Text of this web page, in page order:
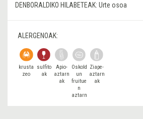
DENBORALDIKO HILABETEAK: Urte osoa
ALERGENOAK:
krusta
zeo
sulfito
ak
Apio-
aztarn
ak
Oskold
un
fruitue
n
aztarn
Ziape-
aztarn
ak